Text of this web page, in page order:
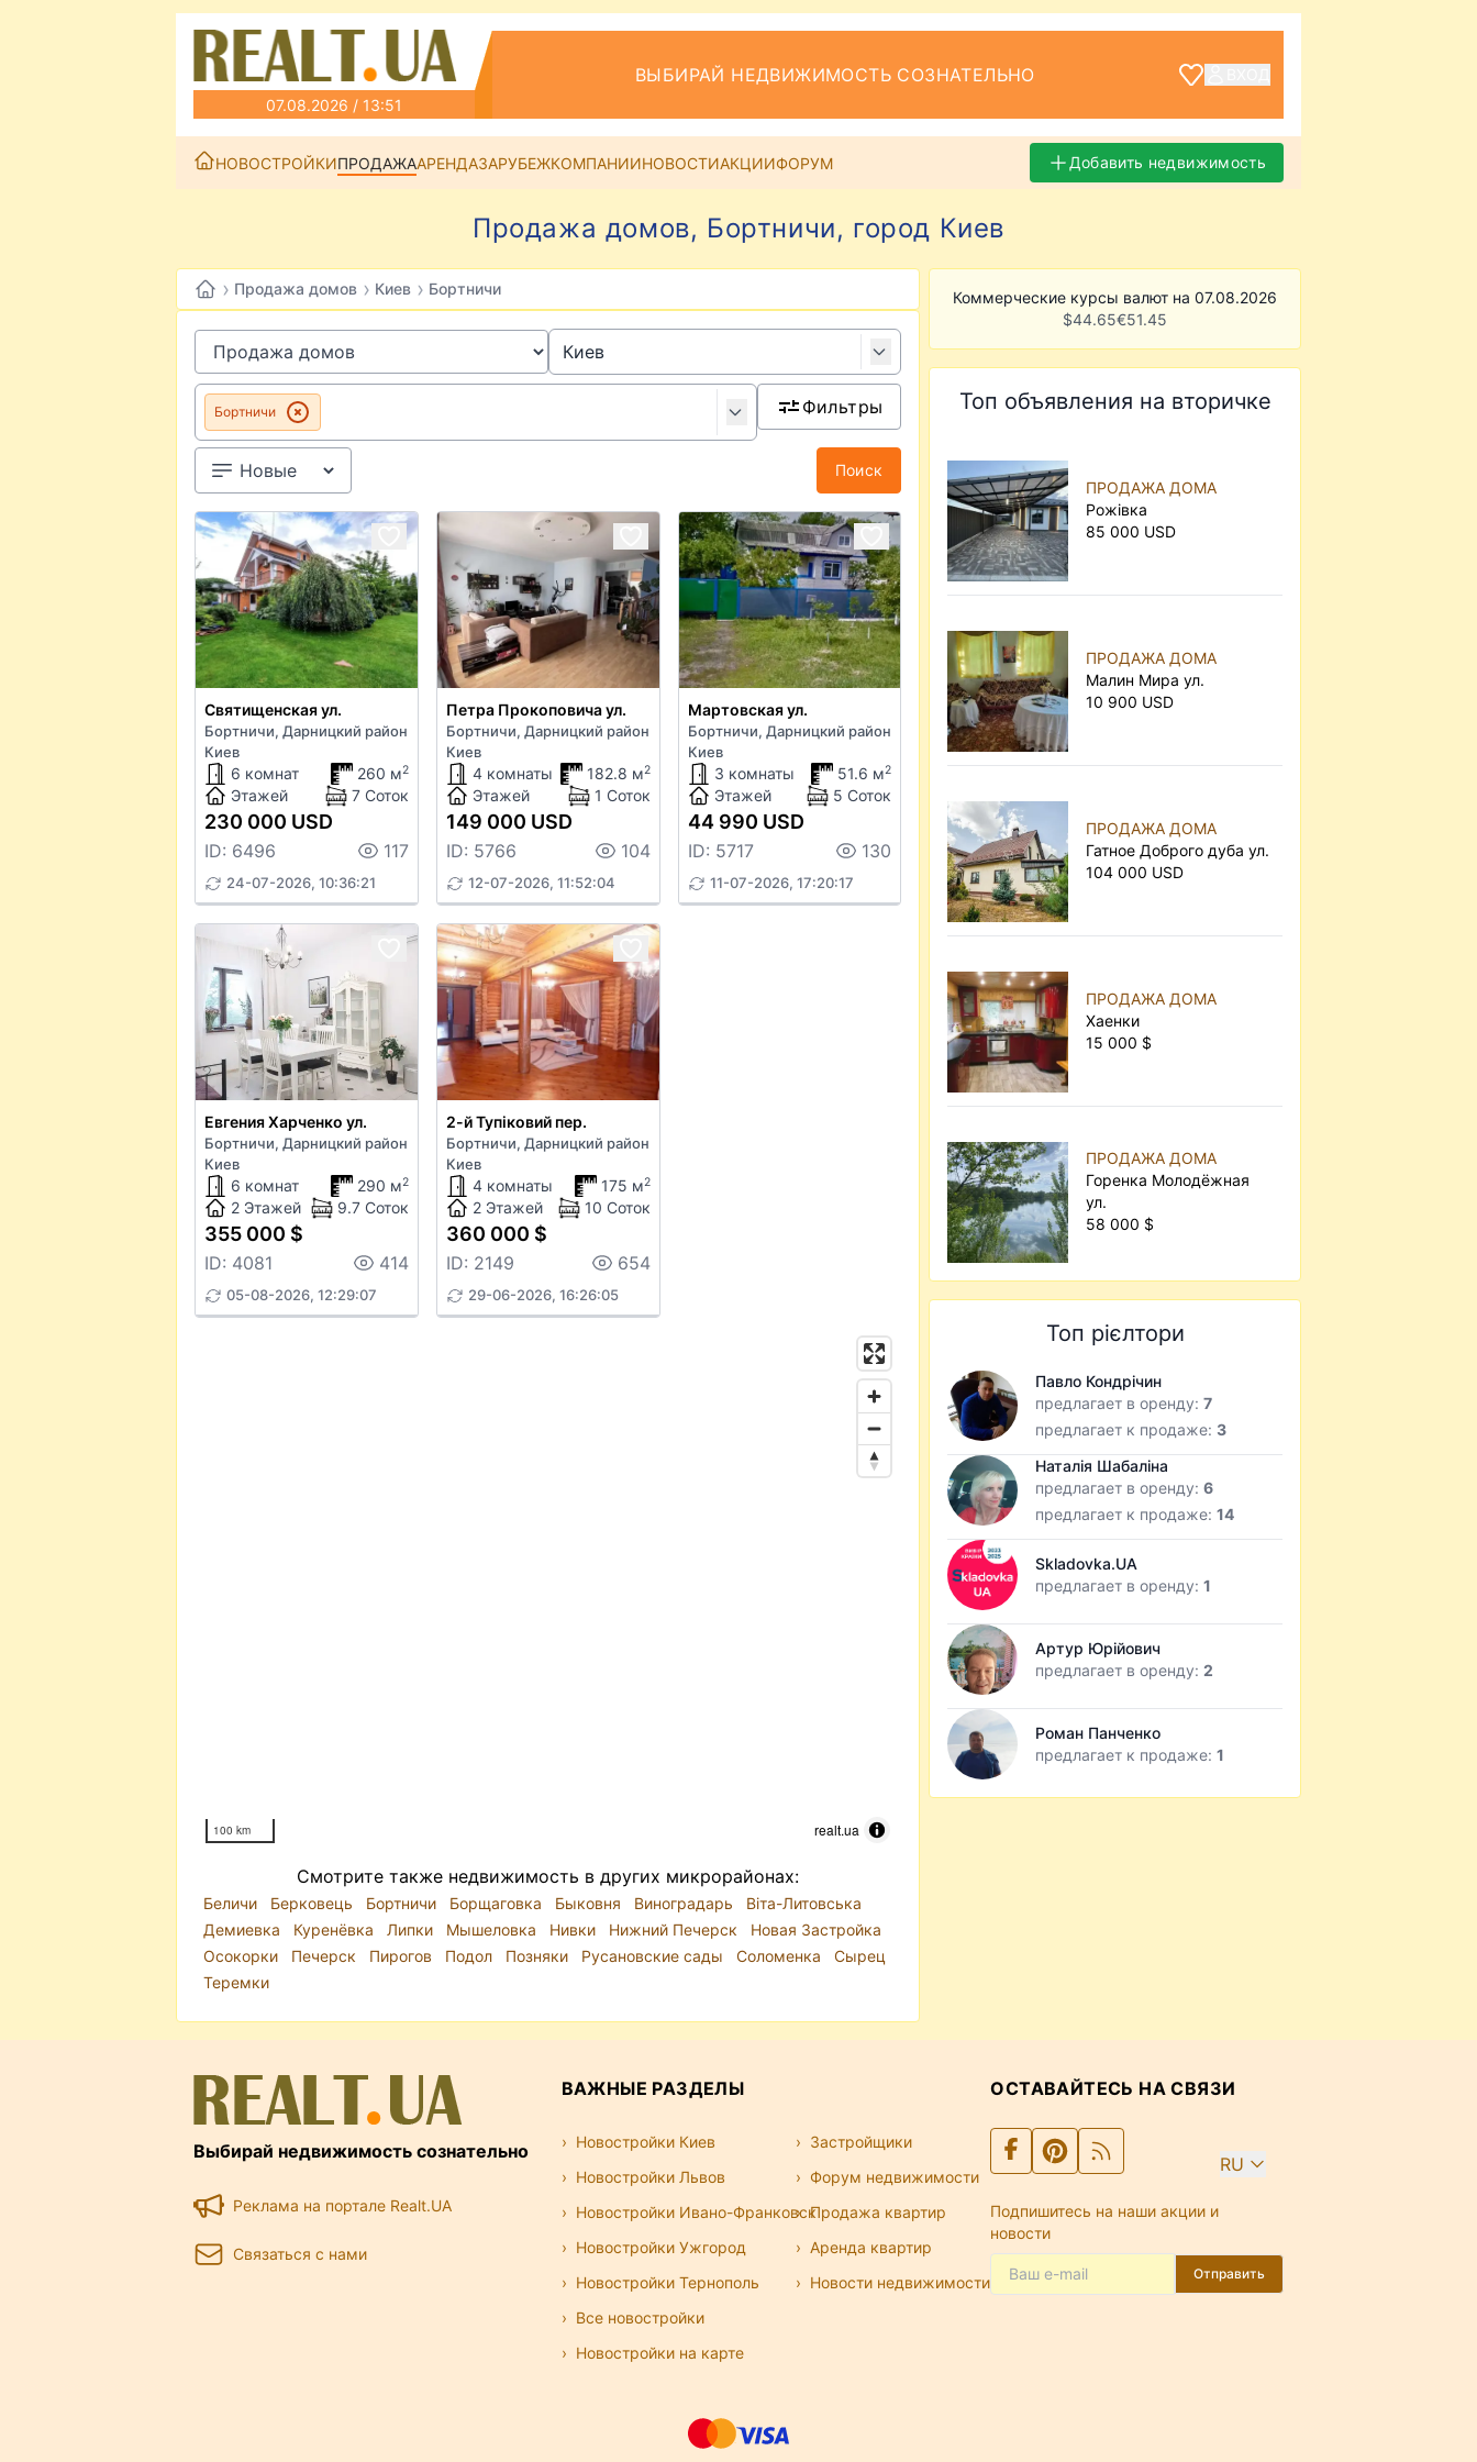
07.08.2026 / 13:51
ВЫБИРАЙ НЕДВИЖИМОСТЬ СОЗНАТЕЛЬНО
НОВОСТРОЙКИПРОДАЖААРЕНДАЗАРУБЕЖКОМПАНИИНОВОСТИАКЦИИФОРУМ Добавить недвижимость
Продажа домов, Бортничи, город Киев
› Продажа домов › Киев › Бортничи
Бортничи Фильтры
Поиск
Святищенская ул.
Бортничи, Дарницкий район
Киев
6 комнат 260 м2
Этажей 7 Соток
230 000 USD
ID: 6496 117
24-07-2026, 10:36:21
Петра Прокоповича ул.
Бортничи, Дарницкий район
Киев
4 комнаты 182.8 м2
Этажей 1 Соток
149 000 USD
ID: 5766 104
12-07-2026, 11:52:04
Мартовская ул.
Бортничи, Дарницкий район
Киев
3 комнаты 51.6 м2
Этажей 5 Соток
44 990 USD
ID: 5717 130
11-07-2026, 17:20:17
Евгения Харченко ул.
Бортничи, Дарницкий район
Киев
6 комнат 290 м2
2 Этажей 9.7 Соток
355 000 $
ID: 4081 414
05-08-2026, 12:29:07
2-й Тупіковий пер.
Бортничи, Дарницкий район
Киев
4 комнаты 175 м2
2 Этажей 10 Соток
360 000 $
ID: 2149 654
29-06-2026, 16:26:05
100 km realt.ua
Смотрите также недвижимость в других микрорайонах:
Беличи Берковець Бортничи Борщаговка Быковня Виноградарь
Віта-Литовська
Демиевка
Куренёвка Липки Мышеловка Нивки Нижний Печерск
Новая Застройка
Осокорки
Печерск Пирогов Подол Позняки Русановские сады Соломенка
Сырец
Теремки
Коммерческие курсы валют на 07.08.2026
$44.65€51.45
Топ объявления на вторичке
ПРОДАЖА ДОМА
Рожівка
85 000 USD
ПРОДАЖА ДОМА
Малин Мира ул.
10 900 USD
ПРОДАЖА ДОМА
Гатное Доброго дуба ул.
104 000 USD
ПРОДАЖА ДОМА
Хаенки
15 000 $
ПРОДАЖА ДОМА
Горенка Молодёжная
ул.
58 000 $
Топ рієлтори
Павло Кондрічин
предлагает в оренду:7
предлагает к продаже: 3
Наталія Шабаліна
предлагает в оренду:6
предлагает к продаже:14
Skladovka.UA
предлагает в оренду:1
Артур Юрійович
предлагает в оренду:2
Роман Панченко
предлагает к продаже:1
Выбирай недвижимость сознательно
Реклама на портале Realt.UA
Связаться с нами
ВАЖНЫЕ РАЗДЕЛЫ
Новостройки Киев
Новостройки Львов
Новостройки Ивано-Франковск
Новостройки Ужгород
Новостройки Тернополь
Все новостройки
Новостройки на карте
Застройщики
Форум недвижимости
Продажа квартир
Аренда квартир
Новости недвижимости
ОСТАВАЙТЕСЬ НА СВЯЗИ
RU
Подпишитесь на наши акции и
новости
Отправить